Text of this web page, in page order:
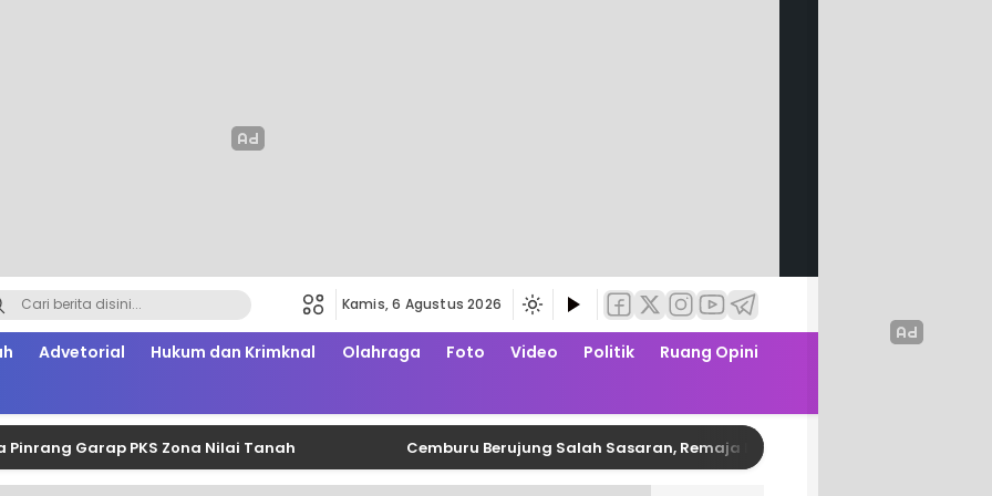
Kamis, 6 Agustus 2026
Advetorial Hukum dan Krimknal Olahraga Foto Video Politik
Ruang Opini
Garap PKS Zona Nilai Tanah Cemburu Berujung Salah Sasaran, Remaja Pembusur Pelajar di Polman Diringkus